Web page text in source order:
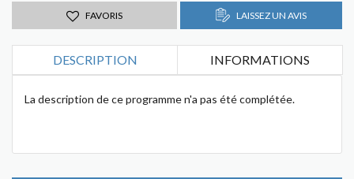
FAVORIS LAISSEZ UN AVIS
DESCRIPTION INFORMATIONS
La description de ce programme n'a pas été complétée.